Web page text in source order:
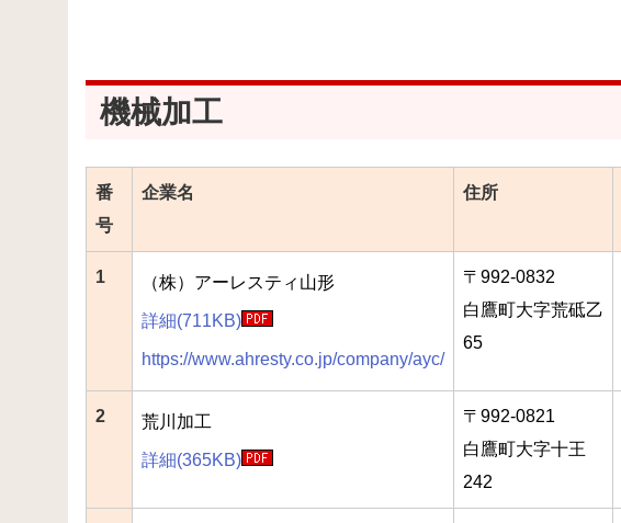
機械加工
番
号
企業名 住所
1 （株）アーレスティ山形
詳細(711KB)
https://www.ahresty.co.jp/company/ayc/
〒992-0832
白鷹町大字荒砥乙
65
2 荒川加工
詳細(365KB)
〒992-0821
白鷹町大字十王
242